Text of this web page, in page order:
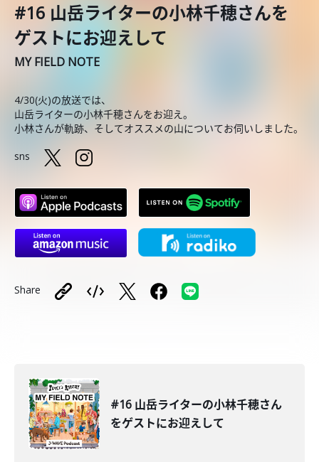
#16 山岳ライターの小林千穂さんを
ゲストにお迎えして
MY FIELD NOTE
4/30(火)の放送では、
山岳ライターの小林千穂さんをお迎え。
小林さんが軌跡、そしてオススメの山についてお伺いしました。
sns
Share
#16 山岳ライターの小林千穂さん
をゲストにお迎えして